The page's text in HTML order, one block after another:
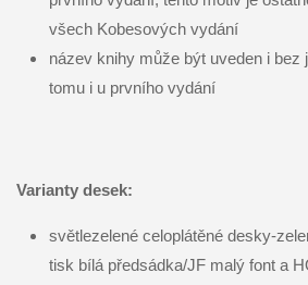
všech Kobesových vydání
název knihy může být uveden i bez
tomu i u prvního vydání
Varianty desek:
světlezelené celoplátěné desky-
tisk bílá předsádka/JF malý font a